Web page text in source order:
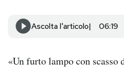
I MIEI PREFERITI
Ascolta l'articolo 06:19
«Un furto lampo con scasso